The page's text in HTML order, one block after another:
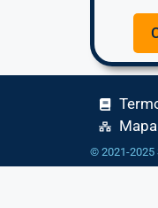
© 2021-2025